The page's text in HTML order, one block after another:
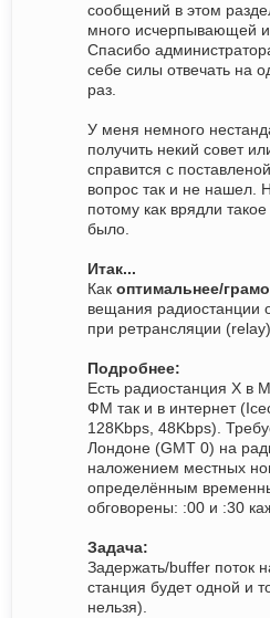
сообщений в этом
много исчерпывающей
Спасибо
себе силы отвечать на
раз.
У меня немного
получить некий совет
справится с
вопрос так и не нашел.
потому как врядли
было.
Итак...
Как оптимальнее/
вещания радиостанции
при ретрансляции
Подробнее:
Есть радиостанция Х в
ФМ так и в интернет
128Kbps, 48Kbps).
Лондоне (GMT 0) на
наложением местных
определённым
обговорены: :00 и :30
Задача:
Задержать/buffer поток
станция будет одной и
нельзя).